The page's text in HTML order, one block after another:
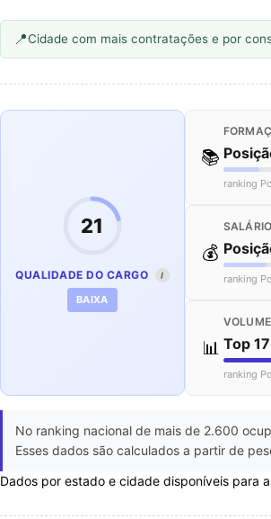
Cidade com mais contratações e por
21
QUALIDADE DO CARGO I
BAIXA
📚
ranking
💰
ranking
📊 Top
ranking
No ranking nacional de mais de 2.600
Esses dados são calculados a partir de
Dados por estado e cidade disponíveis para